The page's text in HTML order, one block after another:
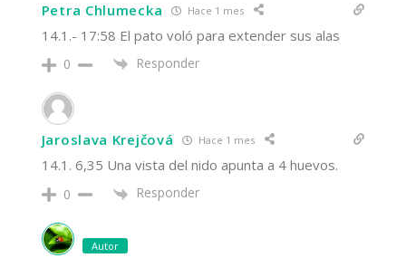
Petra Chlumecka Hace 1 mes
14.1.- 17:58 El pato voló para extender sus alas
0 Responder
Jaroslava Krejčová Hace 1 mes
14.1. 6,35 Una vista del nido apunta a 4 huevos.
0 Responder
Autor